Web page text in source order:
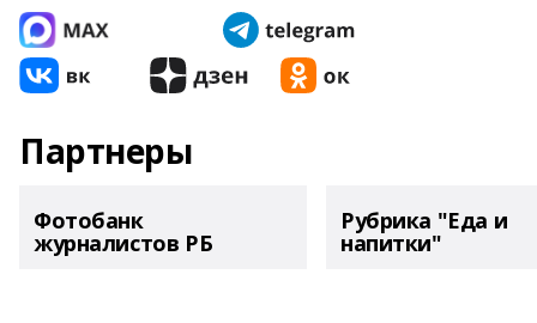
Партнеры
Фотобанк
журналистов РБ
Рубрика "Еда и
напитки"